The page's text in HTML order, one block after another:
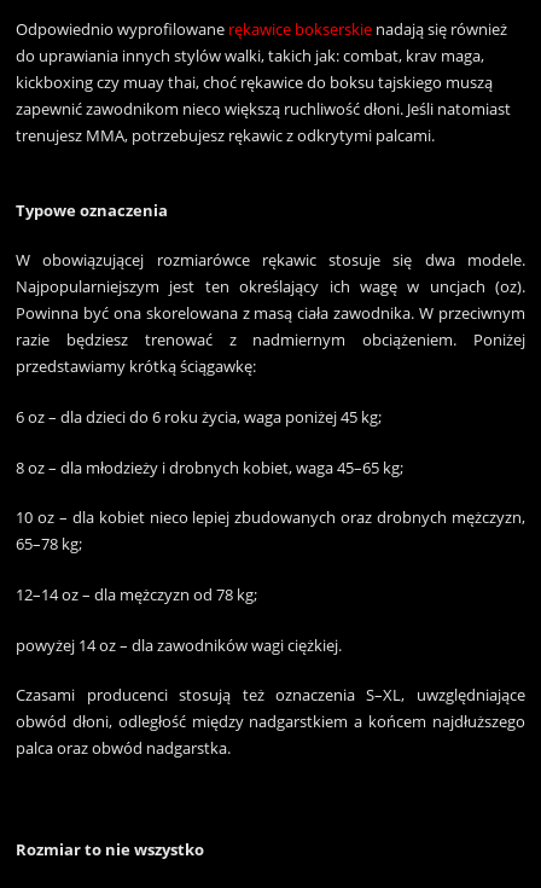
Odpowiednio wyprofilowane rękawice bokserskie nadają się również
do uprawiania innych stylów walki, takich jak: combat, krav maga,
kickboxing czy muay thai, choć rękawice do boksu tajskiego muszą
zapewnić zawodnikom nieco większą ruchliwość dłoni. Jeśli natomiast
trenujesz MMA, potrzebujesz rękawic z odkrytymi palcami.
Typowe oznaczenia
W obowiązującej rozmiarówce rękawic stosuje się dwa modele.
Najpopularniejszym jest ten określający ich wagę w uncjach (oz).
Powinna być ona skorelowana z masą ciała zawodnika. W przeciwnym
razie będziesz trenować z nadmiernym obciążeniem. Poniżej
przedstawiamy krótką ściągawkę:
6 oz – dla dzieci do 6 roku życia, waga poniżej 45 kg;
8 oz – dla młodzieży i drobnych kobiet, waga 45–65 kg;
10 oz – dla kobiet nieco lepiej zbudowanych oraz drobnych mężczyzn,
65–78 kg;
12–14 oz – dla mężczyzn od 78 kg;
powyżej 14 oz – dla zawodników wagi ciężkiej.
Czasami producenci stosują też oznaczenia S–XL, uwzględniające
obwód dłoni, odległość między nadgarstkiem a końcem najdłuższego
palca oraz obwód nadgarstka.
Rozmiar to nie wszystko